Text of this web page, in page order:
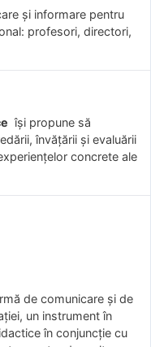
și informare pentru
profesori, directori,
îşi propune să
învăţării şi evaluării
concrete ale
de comunicare și de
un instrument în
în conjuncție cu